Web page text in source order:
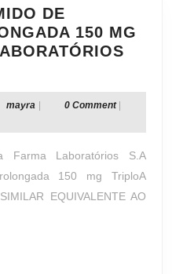
DE
150 MG
mayra mayra 0 Comment
Farma Laboratórios S.A
150 mg TriploA
EQUIVALENTE AO